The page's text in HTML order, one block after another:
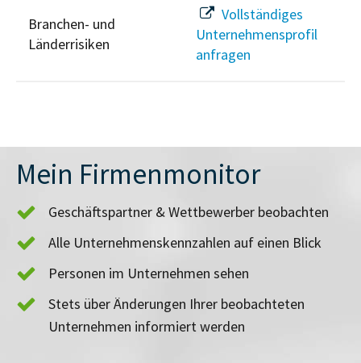
Branchen- und
Länderrisiken
Vollständiges
Unternehmensprofil
anfragen
Mein Firmenmonitor
Geschäftspartner & Wettbewerber beobachten
Alle Unternehmenskennzahlen auf einen Blick
Personen im Unternehmen sehen
Stets über Änderungen Ihrer beobachteten
Unternehmen informiert werden